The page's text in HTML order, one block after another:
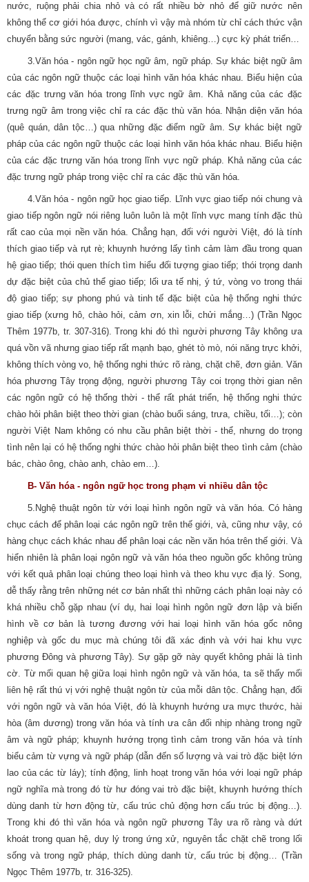
nước, ruộng phải chia nhỏ và có rất nhiều bờ nhỏ để giữ nước nên
không thể cơ giới hóa được, chính vì vậy mà nhóm từ chỉ cách thức vận
chuyển bằng sức người (mang, vác, gánh, khiêng…) cực kỳ phát triển…
3.Văn hóa - ngôn ngữ học ngữ âm, ngữ pháp. Sự khác biệt ngữ âm
của các ngôn ngữ thuộc các loại hình văn hóa khác nhau. Biểu hiện của
các đặc trưng văn hóa trong lĩnh vực ngữ âm. Khả năng của các đặc
trưng ngữ âm trong việc chỉ ra các đặc thù văn hóa. Nhận diện văn hóa
(quê quán, dân tộc…) qua những đặc điểm ngữ âm. Sự khác biệt ngữ
pháp của các ngôn ngữ thuộc các loại hình văn hóa khác nhau. Biểu hiện
của các đặc trưng văn hóa trong lĩnh vực ngữ pháp. Khả năng của các
đặc trưng ngữ pháp trong việc chỉ ra các đặc thù văn hóa.
4.Văn hóa - ngôn ngữ học giao tiếp. Lĩnh vực giao tiếp nói chung và
giao tiếp ngôn ngữ nói riêng luôn luôn là một lĩnh vực mang tính đặc thù
rất cao của mọi nền văn hóa. Chẳng hạn, đối với người Việt, đó là tính
thích giao tiếp và rụt rè; khuynh hướng lấy tình cảm làm đầu trong quan
hệ giao tiếp; thói quen thích tìm hiểu đối tượng giao tiếp; thói trọng danh
dự đặc biệt của chủ thể giao tiếp; lối ưa tế nhị, ý tứ, vòng vo trong thái
độ giao tiếp; sự phong phú và tinh tế đặc biệt của hệ thống nghi thức
giao tiếp (xưng hô, chào hỏi, cảm ơn, xin lỗi, chửi mắng…) (Trần Ngọc
Thêm 1977b, tr. 307-316). Trong khi đó thì người phương Tây không ưa
quá vồn vã nhưng giao tiếp rất mạnh bạo, ghét tò mò, nói năng trực khởi,
không thích vòng vo, hệ thống nghi thức rõ ràng, chặt chẽ, đơn giản. Văn
hóa phương Tây trọng động, người phương Tây coi trọng thời gian nên
các ngôn ngữ có hệ thống thời - thể rất phát triển, hệ thống nghi thức
chào hỏi phân biệt theo thời gian (chào buổi sáng, trưa, chiều, tối…); còn
người Việt Nam không có nhu cầu phân biệt thời - thể, nhưng do trọng
tình nên lại có hệ thống nghi thức chào hỏi phân biệt theo tình cảm (chào
bác, chào ông, chào anh, chào em…).
B- Văn hóa - ngôn ngữ học trong phạm vi nhiều dân tộc
5.Nghệ thuật ngôn từ với loại hình ngôn ngữ và văn hóa. Có hàng
chục cách để phân loại các ngôn ngữ trên thế giới, và, cũng như vậy, có
hàng chục cách khác nhau để phân loại các nền văn hóa trên thế giới. Và
hiển nhiên là phân loại ngôn ngữ và văn hóa theo nguồn gốc không trùng
với kết quả phân loại chúng theo loại hình và theo khu vực địa lý. Song,
dễ thấy rằng trên những nét cơ bản nhất thì những cách phân loại này có
khá nhiều chỗ gặp nhau (ví dụ, hai loại hình ngôn ngữ đơn lập và biến
hình về cơ bản là tương đương với hai loại hình văn hóa gốc nông
nghiệp và gốc du mục mà chúng tôi đã xác định và với hai khu vực
phương Đông và phương Tây). Sự gặp gỡ này quyết không phải là tình
cờ. Từ mối quan hệ giữa loại hình ngôn ngữ và văn hóa, ta sẽ thấy mối
liên hệ rất thú vị với nghệ thuật ngôn từ của mỗi dân tộc. Chẳng hạn, đối
với ngôn ngữ và văn hóa Việt, đó là khuynh hướng ưa mực thước, hài
hòa (âm dương) trong văn hóa và tính ưa cân đối nhịp nhàng trong ngữ
âm và ngữ pháp; khuynh hướng trọng tình cảm trong văn hóa và tính
biểu cảm từ vựng và ngữ pháp (dẫn đến số lượng và vai trò đặc biệt lớn
lao của các từ láy); tính động, linh hoạt trong văn hóa với loại ngữ pháp
ngữ nghĩa mà trong đó từ hư đóng vai trò đặc biệt, khuynh hướng thích
dùng danh từ hơn động từ, cấu trúc chủ động hơn cấu trúc bị động…).
Trong khi đó thì văn hóa và ngôn ngữ phương Tây ưa rõ ràng và dứt
khoát trong quan hệ, duy lý trong ứng xử, nguyên tắc chặt chẽ trong lối
sống và trong ngữ pháp, thích dùng danh từ, cấu trúc bị động… (Trần
Ngọc Thêm 1977b, tr. 316-325).